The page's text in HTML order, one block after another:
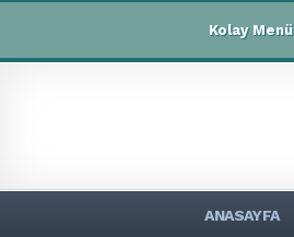
Kolay Menü
ANASAYFA